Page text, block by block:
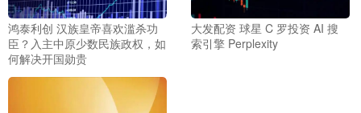
鸿泰利创 汉族皇帝喜欢滥杀功
臣？入主中原少数民族政权，如
何解决开国勋贵
大发配资 球星 C 罗投资 AI 搜
索引擎 Perplexity